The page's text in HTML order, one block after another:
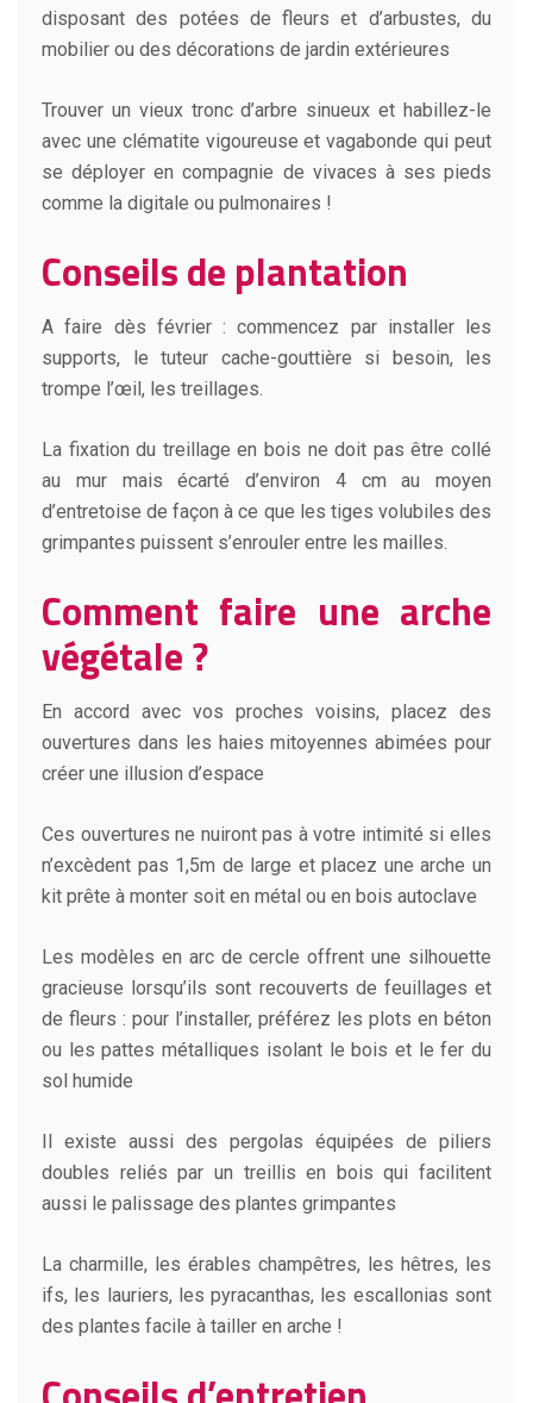
disposant des potées de fleurs et d’arbustes, du
mobilier ou des décorations de jardin extérieures
Trouver un vieux tronc d’arbre sinueux et habillez-le
avec une clématite vigoureuse et vagabonde qui peut
se déployer en compagnie de vivaces à ses pieds
comme la digitale ou pulmonaires !
Conseils de plantation
A faire dès février : commencez par installer les
supports, le tuteur cache-gouttière si besoin, les
trompe l’œil, les treillages.
La fixation du treillage en bois ne doit pas être collé
au mur mais écarté d’environ 4 cm au moyen
d’entretoise de façon à ce que les tiges volubiles des
grimpantes puissent s’enrouler entre les mailles.
Comment faire une arche
végétale ?
En accord avec vos proches voisins, placez des
ouvertures dans les haies mitoyennes abimées pour
créer une illusion d’espace
Ces ouvertures ne nuiront pas à votre intimité si elles
n’excèdent pas 1,5m de large et placez une arche un
kit prête à monter soit en métal ou en bois autoclave
Les modèles en arc de cercle offrent une silhouette
gracieuse lorsqu’ils sont recouverts de feuillages et
de fleurs : pour l’installer, préférez les plots en béton
ou les pattes métalliques isolant le bois et le fer du
sol humide
Il existe aussi des pergolas équipées de piliers
doubles reliés par un treillis en bois qui facilitent
aussi le palissage des plantes grimpantes
La charmille, les érables champêtres, les hêtres, les
ifs, les lauriers, les pyracanthas, les escallonias sont
des plantes facile à tailler en arche !